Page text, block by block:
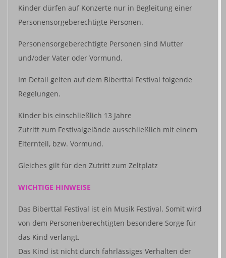
Kinder dürfen auf Konzerte nur in Begleitung einer
Personensorgeberechtigte Personen.
Personensorgeberechtigte Personen sind Mutter
und/oder Vater oder Vormund.
Im Detail gelten auf dem Biberttal Festival folgende
Regelungen.
Kinder bis einschließlich 13 Jahre
Zutritt zum Festivalgelände ausschließlich mit einem
Elternteil, bzw. Vormund.
Gleiches gilt für den Zutritt zum Zeltplatz
WICHTIGE HINWEISE
Das Biberttal Festival ist ein Musik Festival. Somit wird
von dem Personenberechtigten besondere Sorge für
das Kind verlangt.
Das Kind ist nicht durch fahrlässiges Verhalten der